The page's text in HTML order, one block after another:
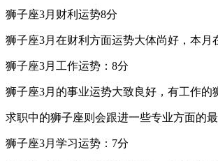
狮子座3月财利运势8分
狮子座3月在财利方面运势大体尚好，本月
狮子座3月工作运势：8分
狮子座3月的事业运势大致良好，有工作的
求职中的狮子座则会跟进一些专业方面的
狮子座3月学习运势：7分